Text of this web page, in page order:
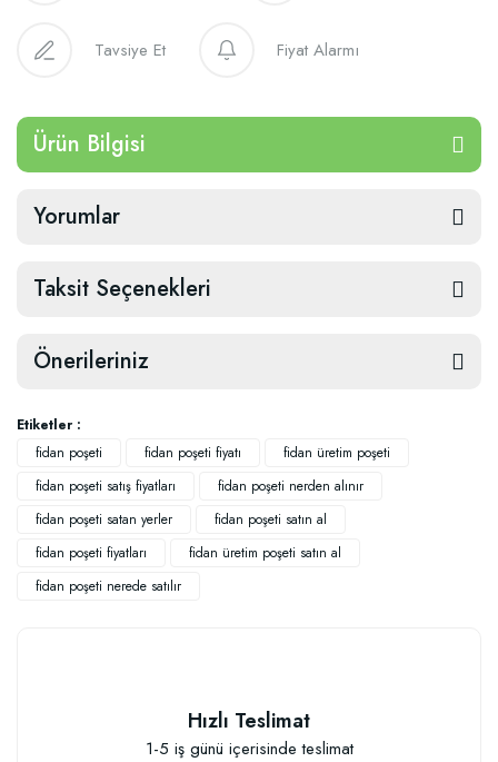
Tavsiye Et Fiyat Alarmı
Ürün Bilgisi
Yorumlar
Taksit Seçenekleri
Önerileriniz
Etiketler :
fidan poşeti
fidan poşeti fiyatı
fidan üretim poşeti
fidan poşeti satış fiyatları
fidan poşeti nerden alınır
fidan poşeti satan yerler
fidan poşeti satın al
fidan poşeti fiyatları
fidan üretim poşeti satın al
fidan poşeti nerede satılır
Hızlı Teslimat
1-5 iş günü içerisinde teslimat